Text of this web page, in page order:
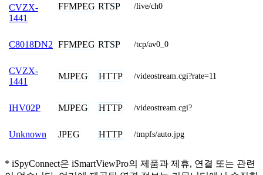
CVZX-
1441
FFMPEG RTSP /live/ch0
C8018DN2 FFMPEG RTSP /tcp/av0_0
CVZX-
1441
MJPEG HTTP /videostream.cgi?rate=11
IHV02P MJPEG HTTP /videostream.cgi?
Unknown JPEG HTTP /tmpfs/auto.jpg
* iSpyConnect은 iSmartViewPro의 제품과 제휴, 연결 또는 관련